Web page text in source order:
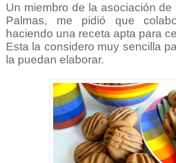
Un miembro de la asociación
Palmas, me pidió que
haciendo una receta apta para
Esta la considero muy sencilla
la puedan elaborar.